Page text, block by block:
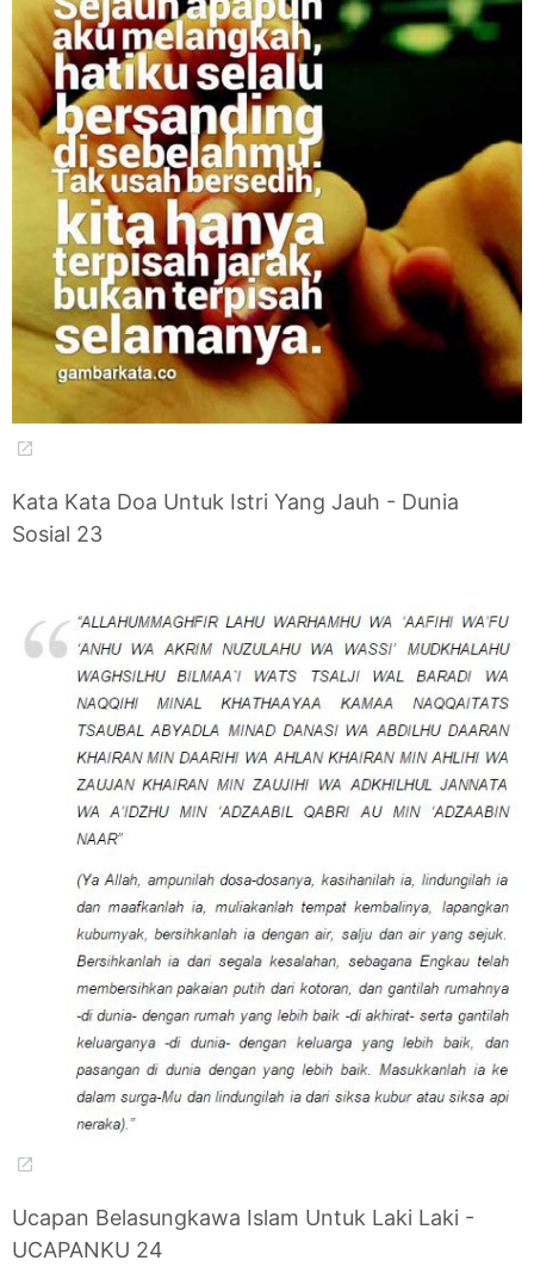
Kata Kata Doa Untuk Istri Yang Jauh - Dunia
Sosial 23
Ucapan Belasungkawa Islam Untuk Laki Laki -
UCAPANKU 24